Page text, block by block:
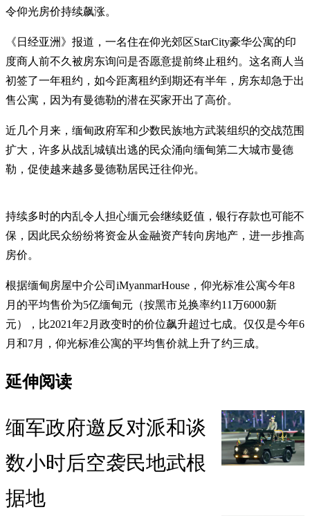
令仰光房价持续飙涨。
《日经亚洲》报道，一名住在仰光郊区StarCity豪华公寓的印
度商人前不久被房东询问是否愿意提前终止租约。这名商人当
初签了一年租约，如今距离租约到期还有半年，房东却急于出
售公寓，因为有曼德勒的潜在买家开出了高价。
近几个月来，缅甸政府军和少数民族地方武装组织的交战范围
扩大，许多从战乱城镇出逃的民众涌向缅甸第二大城市曼德
勒，促使越来越多曼德勒居民迁往仰光。
持续多时的内乱令人担心缅元会继续贬值，银行存款也可能不
保，因此民众纷纷将资金从金融资产转向房地产，进一步推高
房价。
根据缅甸房屋中介公司iMyanmarHouse，仰光标准公寓今年8
月的平均售价为5亿缅甸元（按黑市兑换率约11万6000新
元），比2021年2月政变时的价位飙升超过七成。仅仅是今年6
月和7月，仰光标准公寓的平均售价就上升了约三成。
延伸阅读
缅军政府邀反对派和谈
数小时后空袭民地武根
据地